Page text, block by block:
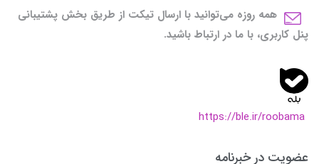
همه روزه می‌توانید با ارسال تیکت از طریق بخش پشتیبانی
پنل کاربری، با ما در ارتباط باشید.
https://ble.ir/roobama
عضویت در خبرنامه